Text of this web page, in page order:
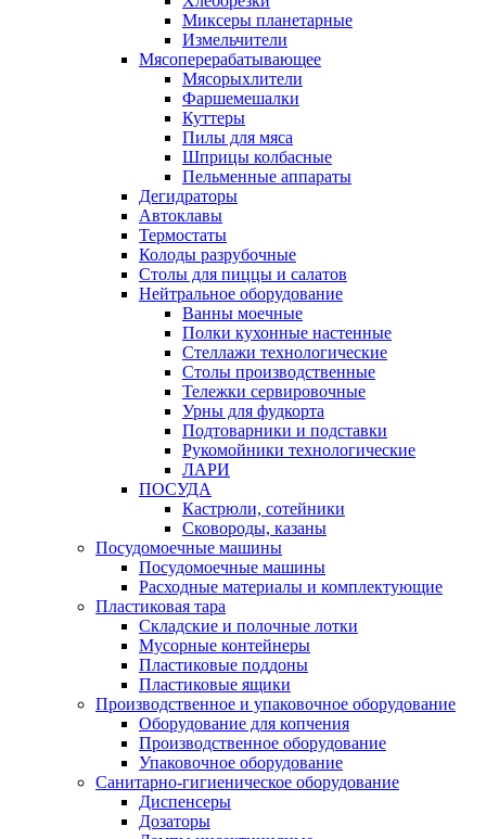
Миксеры планетарные
Измельчители
Мясоперерабатывающее
Мясорыхлители
Фаршемешалки
Куттеры
Пилы для мяса
Шприцы колбасные
Пельменные аппараты
Дегидраторы
Автоклавы
Термостаты
Колоды разрубочные
Столы для пиццы и салатов
Нейтральное оборудование
Ванны моечные
Полки кухонные настенные
Стеллажи технологические
Столы производственные
Тележки сервировочные
Урны для фудкорта
Подтоварники и подставки
Рукомойники технологические
ЛАРИ
ПОСУДА
Кастрюли, сотейники
Сковороды, казаны
Посудомоечные машины
Посудомоечные машины
Расходные материалы и комплектующие
Пластиковая тара
Складские и полочные лотки
Мусорные контейнеры
Пластиковые поддоны
Пластиковые ящики
Производственное и упаковочное оборудование
Оборудование для копчения
Производственное оборудование
Упаковочное оборудование
Санитарно-гигиеническое оборудование
Диспенсеры
Дозаторы